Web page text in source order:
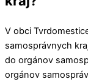
V obci
samosprávnych
do orgánov
orgánov